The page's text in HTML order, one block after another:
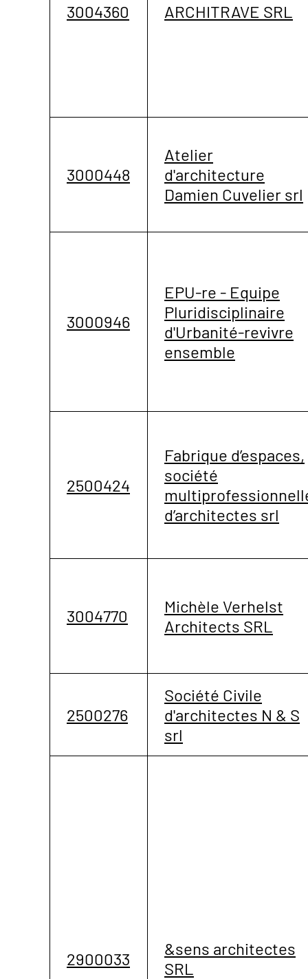
3004360 ARCHITRAVE SRL
3000448
Atelier
d'architecture
Damien Cuvelier srl
3000946
EPU-re - Equipe
Pluridisciplinaire
d'Urbanité-revivre
ensemble
2500424
Fabrique d’espaces,
société
d’architectes srl
3004770
Michèle Verhelst
Architects SRL
2500276
Société Civile
d'architectes N & S
srl
2900033
&sens architectes
SRL